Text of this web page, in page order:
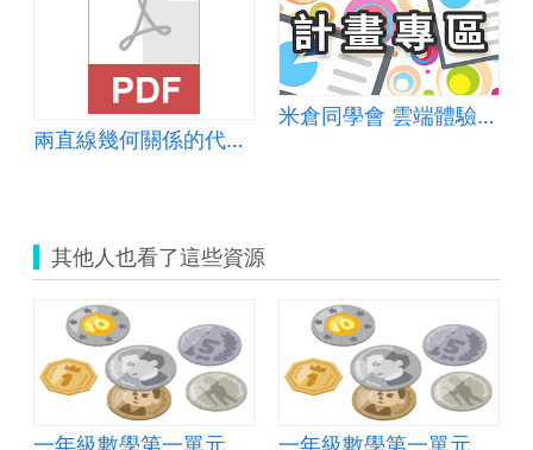
兩直線幾何關係的代數判定教案
米倉同學會 雲端體驗綠與美
其他人也看了這些資源